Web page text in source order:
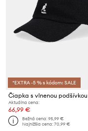
*EXTRA -5 % s kódom: SALE
Aktuálna cena:
66,99 €
Bežná cena:95,99 €
Najnižšia cena:70,99 €